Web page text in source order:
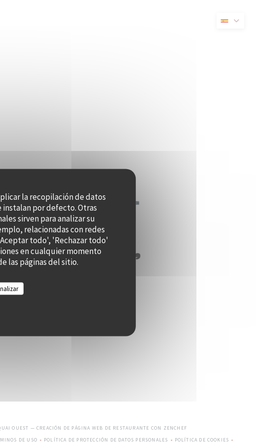
la recopilación de datos
instalan por defecto. Otras
sirven para analizar su
relacionadas con redes
todo', 'Rechazar todo'
en cualquier momento
las páginas del sitio.
una nueva ventana))
OUEST — CREACIÓN DE PÁGINA WEB DE RESTAURANTE CON ZENCHEF((ABRE EN UNA NUEVA
DE USO
POLÍTICA DE PROTECCIÓN DE DATOS PERSONALES
POLÍTICA DE COOKIES